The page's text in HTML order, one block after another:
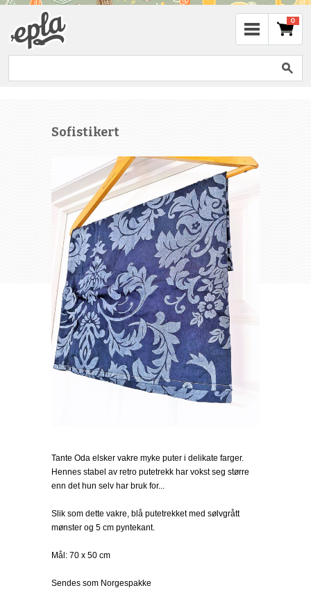
0
Sofistikert
Tante Oda elsker vakre myke puter i delikate farger.
Hennes stabel av retro putetrekk har vokst seg større
enn det hun selv har bruk for...
Slik som dette vakre, blå putetrekket med sølvgrått
mønster og 5 cm pyntekant.
Mål: 70 x 50 cm
Sendes som Norgespakke